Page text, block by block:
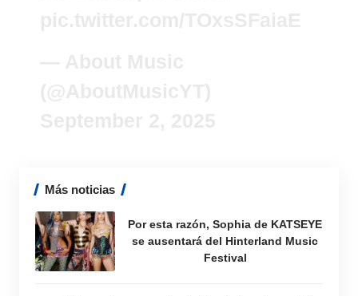
Más noticias
Por esta razón, Sophia de KATSEYE
se ausentará del Hinterland Music
Festival